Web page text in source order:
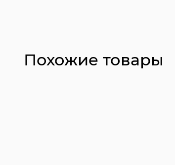
Похожие товары